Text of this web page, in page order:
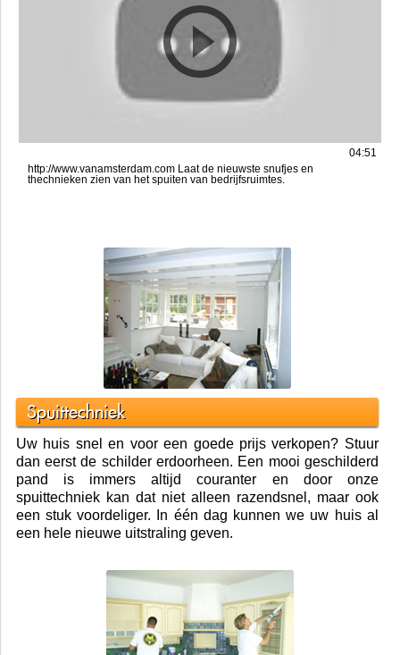
04:51
http://www.vanamsterdam.com Laat de nieuwste snufjes en
thechnieken zien van het spuiten van bedrijfsruimtes.
Spuittechniek
Uw huis snel en voor een goede prijs verkopen? Stuur
dan eerst de schilder erdoorheen. Een mooi geschilderd
pand is immers altijd couranter en door onze
spuittechniek kan dat niet alleen razendsnel, maar ook
een stuk voordeliger. In één dag kunnen we uw huis al
een hele nieuwe uitstraling geven.